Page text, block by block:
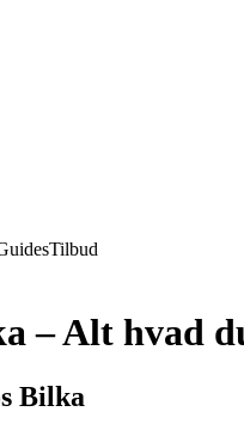
Tilbud
– Alt hvad
Bilka